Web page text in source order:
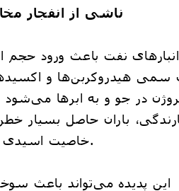
ناشی از انفجار
سمی هیدروکربن‌ها و
در جو و به ابرها
باران حاصل بسیار
خاصیت اسیدی شدید است.